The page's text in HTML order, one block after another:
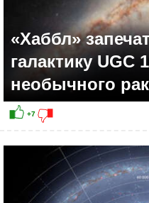
+7
«Хаббл»
галактику UGC
необычного